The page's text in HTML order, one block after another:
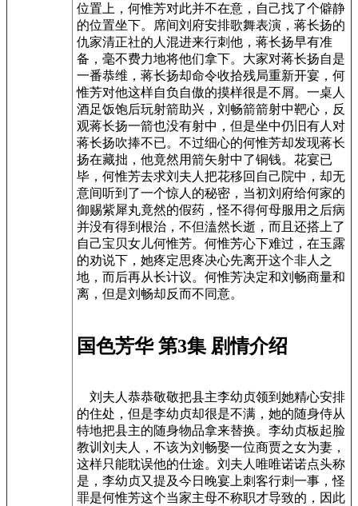
位置上，何惟芳对此并不在意，自己找了个僻静
的位置坐下。席间刘府安排歌舞表演，蒋长扬的
仇家清正社的人混进来行刺他，蒋长扬早有准
备，毫不费力地将他们拿下。大家对蒋长扬自是
一番恭维，蒋长扬却命令收拾残局重新开宴，何
惟芳对他这样自负自傲的摸样很是不屑。一桌人
酒足饭饱后玩射箭助兴，刘畅箭箭射中靶心，反
观蒋长扬一箭也没有射中，但是坐中仍旧有人对
蒋长扬吹捧不已。不过细心的何惟芳却发现蒋长
扬在藏拙，他竟然用箭矢射中了铜钱。花宴已
毕，何惟芳去求刘夫人把花移回自己院中，却无
意间听到了一个惊人的秘密，当初刘府给何家的
御赐紫犀丸竟然的假药，怪不得何母服用之后病
并没有得到根治，不但溘然长逝，而且还搭上了
自己宝贝女儿何惟芳。何惟芳心下难过，在玉露
的劝说下，她疼定思疼决心先离开这个非人之
地，而后再从长计议。何惟芳决定和刘畅商量和
离，但是刘畅却反而不同意。
国色芳华 第3集 剧情介绍
刘夫人恭恭敬敬把县主李幼贞领到她精心安排
的住处，但是李幼贞却很是不满，她的随身侍从
特地把县主的随身物品拿来替换。李幼贞板起脸
教训刘夫人，不该为刘畅娶一位商贾之女为妻，
这样只能耽误他的仕途。刘夫人唯唯诺诺点头称
是，李幼贞又提及今日晚宴上刺客行刺一事，怪
罪是何惟芳这个当家主母不称职才导致的，因此